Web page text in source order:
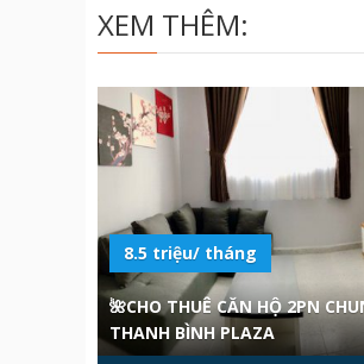
XEM THÊM:
8.5 triệu/ tháng
🌺CHO THUÊ CĂN HỘ 2PN
THANH BÌNH PLAZA